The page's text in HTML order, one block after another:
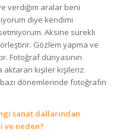
verdiğim aralar beni
diye kendimi
Aksine sürekli
Gözlem yapma ve
Fotoğraf dünyasının
aktaran kişiler kişileriz.
bazı dönemlerinde fotoğrafın
sanat dallarından
ve neden?